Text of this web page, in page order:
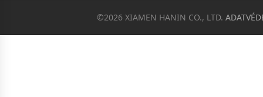
©2026 XIAMEN HANIN CO., LTD.